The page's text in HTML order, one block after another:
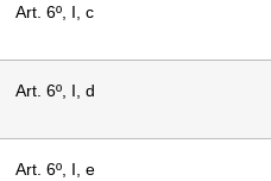
Art. 6º, I, c
Art. 6º, I, d
Art. 6º, I, e